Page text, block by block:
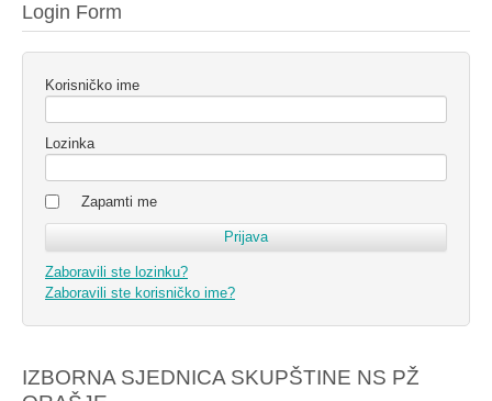
Login Form
Korisničko ime
Lozinka
Zapamti me
Zaboravili ste lozinku?
Zaboravili ste korisničko ime?
IZBORNA SJEDNICA SKUPŠTINE NS PŽ